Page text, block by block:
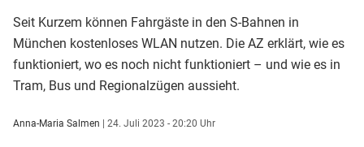
Seit Kurzem können Fahrgäste in den S-Bahnen in
München kostenloses WLAN nutzen. Die AZ erklärt, wie es
funktioniert, wo es noch nicht funktioniert – und wie es in
Tram, Bus und Regionalzügen aussieht.
Anna-Maria Salmen | 24. Juli 2023 - 20:20 Uhr